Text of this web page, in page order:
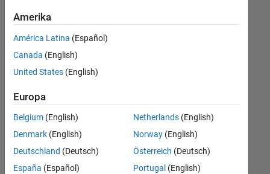
Derzeit
es
keine
offenen
Stellen,
Ihren
Suchkriterien
entsprechen.
können
die
Amerika
América Latina (Español)
Canada (English)
United States (English)
Europa
Belgium (English)
Denmark (English)
Deutschland (Deutsch)
España (Español)
Netherlands(English)
Norway(English)
Österreich (Deutsch)
Portugal (English)